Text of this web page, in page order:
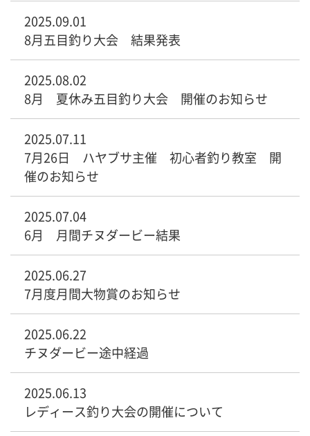
2025.09.01
8月五目釣り大会 結果発表
2025.08.02
8月 夏休み五目釣り大会 開催のお知らせ
2025.07.11
7月26日 ハヤブサ主催 初心者釣り教室 開
催のお知らせ
2025.07.04
6月 月間チヌダービー結果
2025.06.27
7月度月間大物賞のお知らせ
2025.06.22
チヌダービー途中経過
2025.06.13
レディース釣り大会の開催について